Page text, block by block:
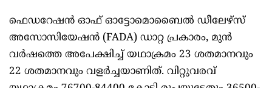
ഫെഡറേഷന്‍ ഓഫ് ഓട്ടോമൊബൈല്‍ ഡീലേഴ്സ്
അസോസിയേഷന്‍ (FADA) ഡാറ്റ പ്രകാരം, മുന്‍
വര്‍ഷത്തെ അപേക്ഷിച്ച് യഥാക്രമം 23 ശതമാനവും
22 ശതമാനവും വളര്‍ച്ചയാണിത്. വിറ്റുവരവ്